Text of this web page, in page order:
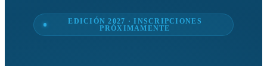
EDICIÓN 2027 · INSCRIPCIONES
PRÓXIMAMENTE